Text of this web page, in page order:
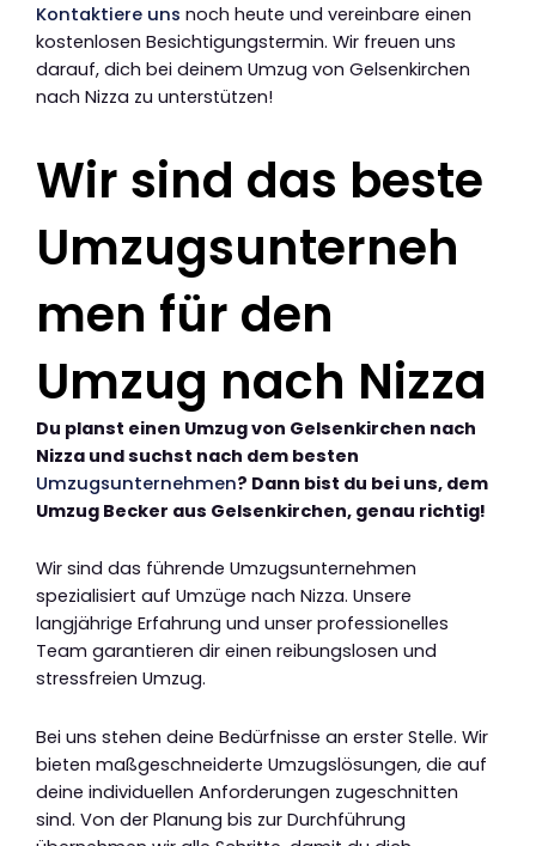
Kontaktiere uns noch heute und vereinbare einen
kostenlosen Besichtigungstermin. Wir freuen uns
darauf, dich bei deinem Umzug von Gelsenkirchen
nach Nizza zu unterstützen!
Wir sind das beste
Umzugsunterneh
men für den
Umzug nach Nizza
Du planst einen Umzug von Gelsenkirchen nach
Nizza und suchst nach dem besten
Umzugsunternehmen? Dann bist du bei uns, dem
Umzug Becker aus Gelsenkirchen, genau richtig!
Wir sind das führende Umzugsunternehmen
spezialisiert auf Umzüge nach Nizza. Unsere
langjährige Erfahrung und unser professionelles
Team garantieren dir einen reibungslosen und
stressfreien Umzug.
Bei uns stehen deine Bedürfnisse an erster Stelle. Wir
bieten maßgeschneiderte Umzugslösungen, die auf
deine individuellen Anforderungen zugeschnitten
sind. Von der Planung bis zur Durchführung